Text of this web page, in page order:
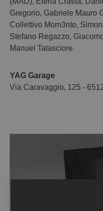
Gregorio, Gabriele Mauro
Collettivo Mom3nto,
Stefano Regazzo,
Manuel Tatasciore
YAG Garage
Via Caravaggio, 125 -